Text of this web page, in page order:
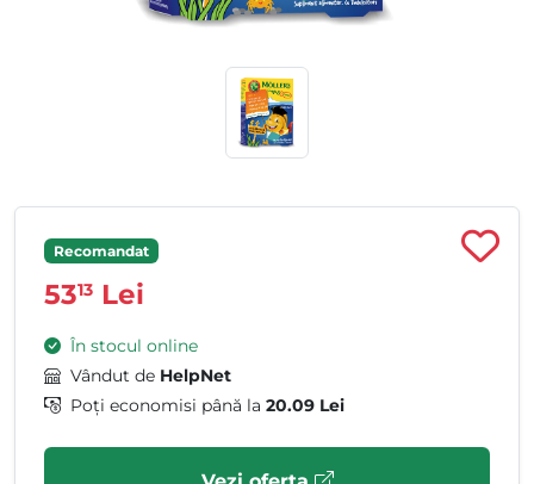
Recomandat
5313 Lei
În stocul online
Vândut de HelpNet
Poți economisi până la 20.09 Lei